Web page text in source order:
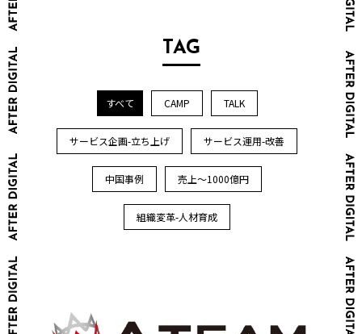
TAG
すべて CAMP TALK
サービス企画-立ち上げ サービス運用-改善
中国事例 売上～1000億円
組織変革-人材育成